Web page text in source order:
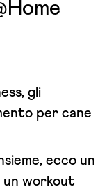
gli
per cane
ecco un
un workout